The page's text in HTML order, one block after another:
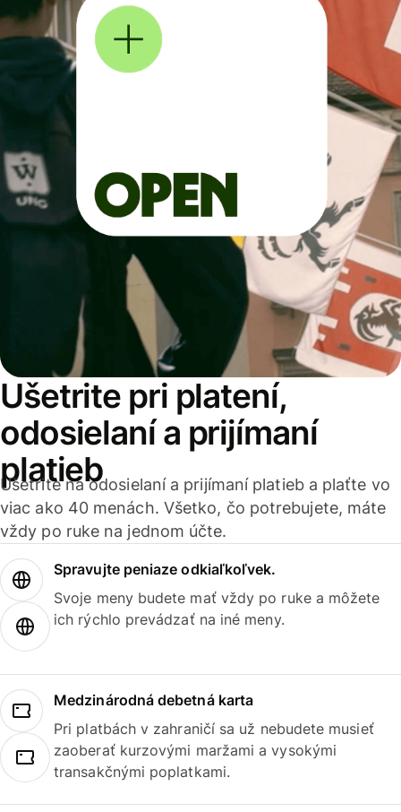
Ušetrite pri platení,
odosielaní a prijímaní
platieb
Ušetrite na odosielaní a prijímaní platieb a plaťte vo
viac ako 40 menách. Všetko, čo potrebujete, máte
vždy po ruke na jednom účte.
Spravujte peniaze odkiaľkoľvek.
Svoje meny budete mať vždy po ruke a môžete
ich rýchlo prevádzať na iné meny.
Medzinárodná debetná karta
Pri platbách v zahraničí sa už nebudete musieť
zaoberať kurzovými maržami a vysokými
transakčnými poplatkami.